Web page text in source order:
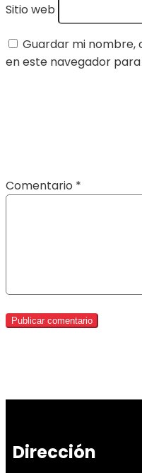
Sitio web
Guardar mi nombre,
en este navegador
Comentario *
Dirección